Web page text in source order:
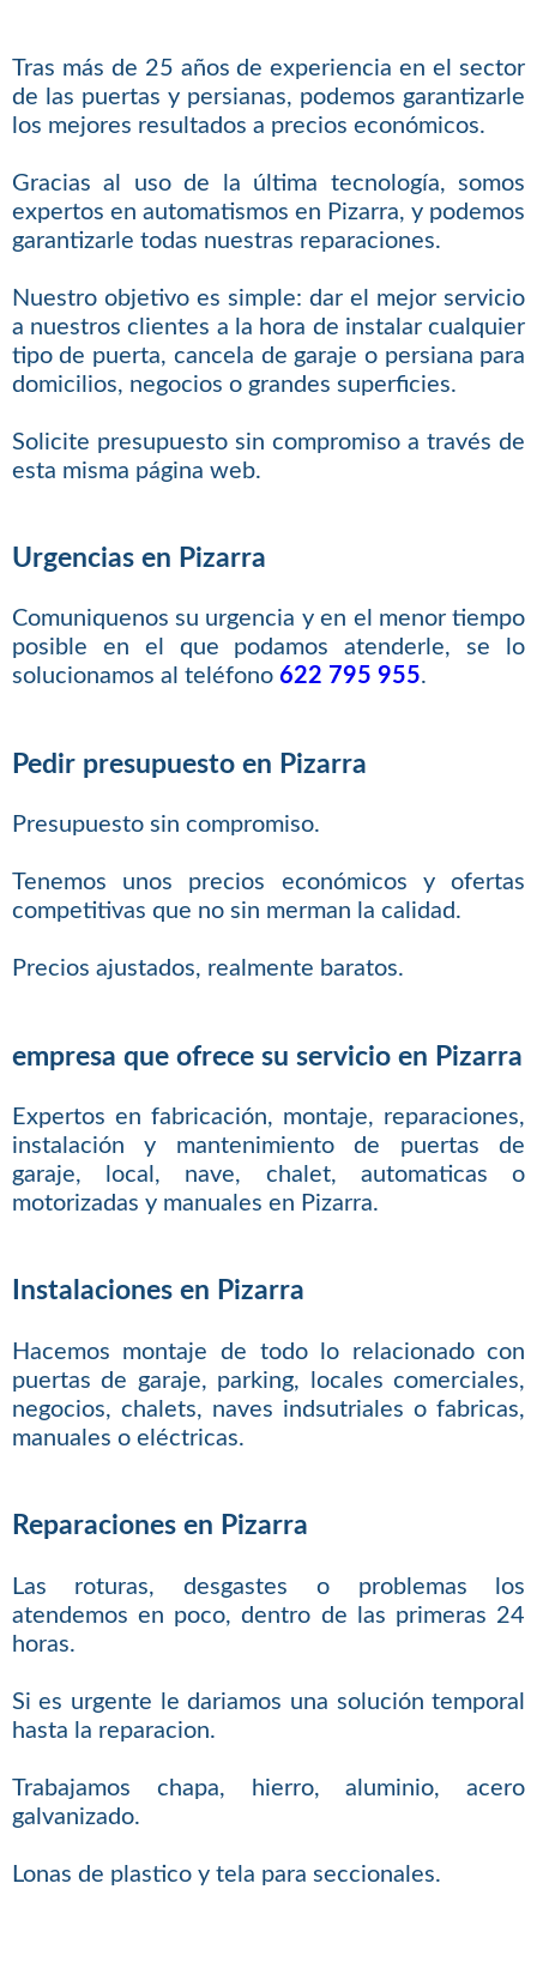
Tras más de 25 años de experiencia en el sector
de las puertas y persianas, podemos garantizarle
los mejores resultados a precios económicos.
Gracias al uso de la última tecnología, somos
expertos en automatismos en Pizarra, y podemos
garantizarle todas nuestras reparaciones.
Nuestro objetivo es simple: dar el mejor servicio
a nuestros clientes a la hora de instalar cualquier
tipo de puerta, cancela de garaje o persiana para
domicilios, negocios o grandes superficies.
Solicite presupuesto sin compromiso a través de
esta misma página web.
Urgencias en Pizarra
Comuniquenos su urgencia y en el menor tiempo
posible en el que podamos atenderle, se lo
solucionamos al teléfono 622 795 955.
Pedir presupuesto en Pizarra
Presupuesto sin compromiso.
Tenemos unos precios económicos y ofertas
competitivas que no sin merman la calidad.
Precios ajustados, realmente baratos.
empresa que ofrece su servicio en Pizarra
Expertos en fabricación, montaje, reparaciones,
instalación y mantenimiento de puertas de
garaje, local, nave, chalet, automaticas o
motorizadas y manuales en Pizarra.
Instalaciones en Pizarra
Hacemos montaje de todo lo relacionado con
puertas de garaje, parking, locales comerciales,
negocios, chalets, naves indsutriales o fabricas,
manuales o eléctricas.
Reparaciones en Pizarra
Las roturas, desgastes o problemas los
atendemos en poco, dentro de las primeras 24
horas.
Si es urgente le dariamos una solución temporal
hasta la reparacion.
Trabajamos chapa, hierro, aluminio, acero
galvanizado.
Lonas de plastico y tela para seccionales.